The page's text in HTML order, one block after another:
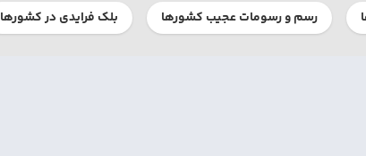
رسم و رسومات عجیب کشورها بلک فرایدی در کشورها